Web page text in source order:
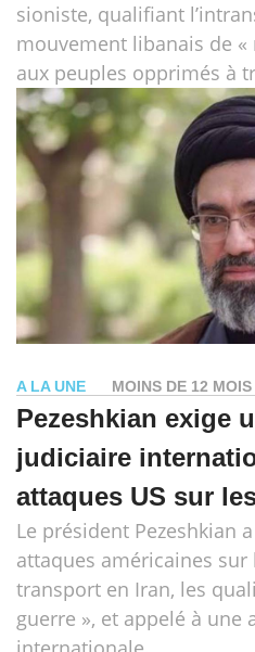
sioniste, qualifiant
mouvement libanais de «
aux peuples opprimés à
A LA UNE MOINS DE 12 MOIS
Pezeshkian exige
judiciaire
attaques US sur
Le président Pezeshkian
attaques américaines
transport en Iran, les
guerre », et appelé à une